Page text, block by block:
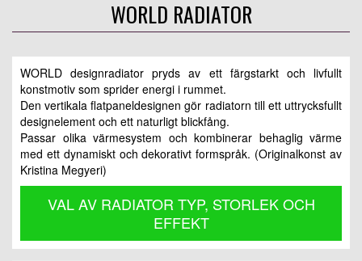
WORLD RADIATOR
WORLD designradiator pryds av ett färgstarkt och livfullt
konstmotiv som sprider energi i rummet.
Den vertikala flatpaneldesignen gör radiatorn till ett uttrycksfullt
designelement och ett naturligt blickfång.
Passar olika värmesystem och kombinerar behaglig värme
med ett dynamiskt och dekorativt formspråk. (Originalkonst av
Kristina Megyeri)
VAL AV RADIATOR TYP, STORLEK OCH
EFFEKT